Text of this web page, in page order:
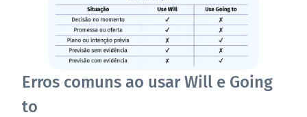
Erros comuns ao usar Will e Going
to